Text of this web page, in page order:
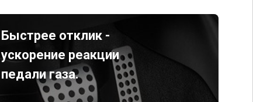
Быстрее отклик -
ускорение реакции
педали газа.